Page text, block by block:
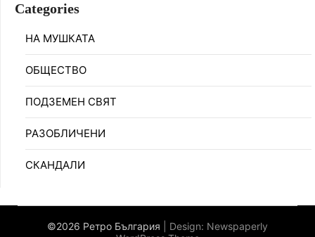
Categories
НА МУШКАТА
ОБЩЕСТВО
ПОДЗЕМЕН СВЯТ
РАЗОБЛИЧЕНИ
СКАНДАЛИ
©2026 Ретро България | Design: Newspaperly